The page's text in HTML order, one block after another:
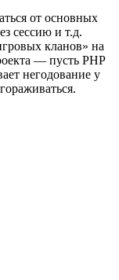
от основных
сессию и т.д.
кланов» на
— пусть PHP
негодование у